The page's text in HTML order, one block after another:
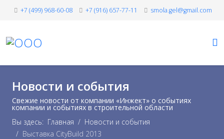
+7 (499) 968-60-08 +7 (916) 657-77-11 smola.gel@gmail.com
Новости и события
Свежие новости от компании «Инжект» о событиях
компании и событиях в строительной области
Вы здесь: Главная
Новости и события
Выставка CityBuild 2013